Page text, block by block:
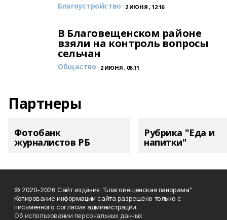
Благоустройство 2 ИЮНЯ , 12:16
В Благовещенском районе
взяли на контроль вопросы
сельчан
Общество 2 ИЮНЯ , 06:11
Партнеры
Фотобанк
журналистов РБ
Рубрика "Еда и
напитки"
© 2020-2026 Сайт издания "Благовещенская панорама"
Копирование информации сайта разрешено только с
письменного согласия администрации.
Об использовании персональных данных